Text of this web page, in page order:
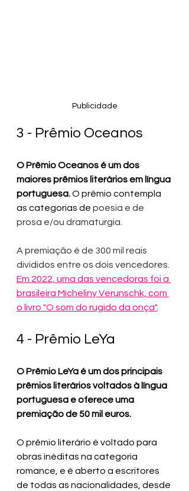
Publicidade
3 - Prêmio Oceanos
O Prêmio Oceanos é um dos
maiores prêmios literários em língua
portuguesa. O prêmio contempla
as categorias de poesia e de
prosa e/ou dramaturgia.
A premiação é de 300 mil reais
divididos entre os dois vencedores.
Em 2022, uma das vencedoras foi a
brasileira Micheliny Verunschk, com
o livro "O som do rugido da onça".
4 - Prêmio LeYa
O Prêmio LeYa é um dos principais
prêmios literários voltados à língua
portuguesa e oferece uma
premiação de 50 mil euros.
O prêmio literário é voltado para
obras inéditas na categoria
romance, e é aberto a escritores
de todas as nacionalidades, desde